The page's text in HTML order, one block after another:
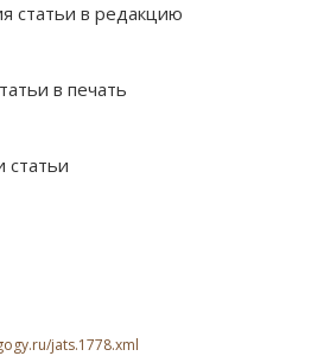
статьи в редакцию
в печать
статьи
jats.1778.xml